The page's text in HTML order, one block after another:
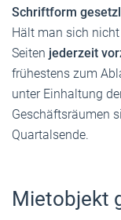
Schriftform
Hält man sich
Seiten jederzeit
frühestens zum
unter Einhaltung
Geschäftsräumen
Quartalsende.
Mietobjekt